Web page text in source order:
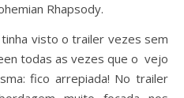
Rhapsody.
visto o trailer vezes sem
todas as vezes que o vejo
fico arrepiada! No trailer